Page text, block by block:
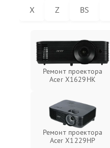
X Z BS
Ремонт проектора
Acer X1629HK
Ремонт проектора
Acer X1229HP